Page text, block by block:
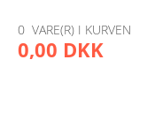
0 VARE(R) I KURVEN
0,00 DKK